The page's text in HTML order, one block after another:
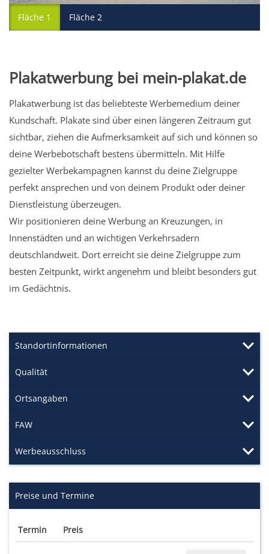
Fläche 1 Fläche 2
Plakatwerbung bei mein-plakat.de
Plakatwerbung ist das beliebteste Werbemedium deiner
Kundschaft. Plakate sind über einen längeren Zeitraum gut
sichtbar, ziehen die Aufmerksamkeit auf sich und können so
deine Werbebotschaft bestens übermitteln. Mit Hilfe
gezielter Werbekampagnen kannst du deine Zielgruppe
perfekt ansprechen und von deinem Produkt oder deiner
Dienstleistung überzeugen.
Wir positionieren deine Werbung an Kreuzungen, in
Innenstädten und an wichtigen Verkehrsadern
deutschlandweit. Dort erreicht sie deine Zielgruppe zum
besten Zeitpunkt, wirkt angenehm und bleibt besonders gut
im Gedächtnis.
Standortinformationen
Qualität
Ortsangaben
FAW
Werbeausschluss
Preise und Termine
Termin Preis